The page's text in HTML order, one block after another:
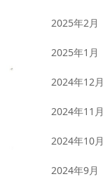
2025年2月
2025年1月
2024年12月
2024年11月
2024年10月
2024年9月